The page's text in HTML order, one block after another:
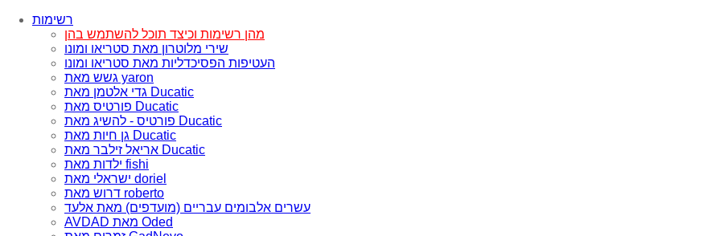
רשימות
מהן רשימות וכיצד תוכל להשתמש בהן
שירי מלוטרון מאת סטריאו ומונו
העטיפות הפסיכדליות מאת סטריאו ומונו
גשש מאת yaron
גדי אלטמן מאת Ducatic
פורטיס מאת Ducatic
פורטיס - להשיג מאת Ducatic
גן חיות מאת Ducatic
אריאל זילבר מאת Ducatic
ילדות מאת fishi
ישראלי מאת doriel
דרוש מאת roberto
עשרים אלבומים עבריים (מועדפים) מאת אלעד
AVDAD מאת Oded